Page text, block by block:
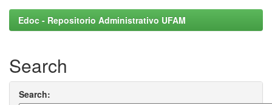
Edoc - Repositorio Administrativo UFAM
Search
Search: